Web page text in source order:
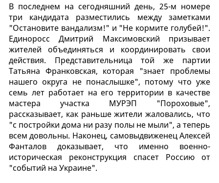
В последнем на сегодняшний день, 25-м номере
три кандидата разместились между заметками
"Остановите вандализм!" и "Не кормите голубей!".
Единоросс Дмитрий Максимовский призывает
жителей объединяться и координировать свои
действия. Представительница той же партии
Татьяна Франковская, которая "знает проблемы
нашего округа не понаслышке", потому что уже
семь лет работает на его территории в качестве
мастера участка МУРЭП "Пороховые",
рассказывает, как раньше жители жаловались, что
"с постройки дома ни разу полы не мыли", а теперь
всем довольны. Наконец, самовыдвиженец Алексей
Фанталов доказывает, что именно военно-
историческая реконструкция спасет Россию от
"событий на Украине".